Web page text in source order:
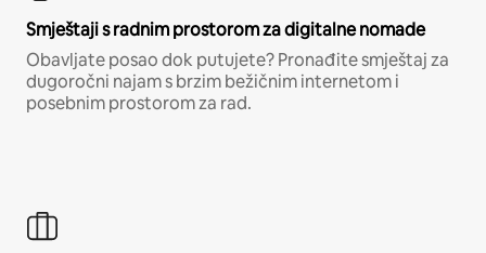
Smještaji s radnim prostorom za digitalne nomade
Obavljate posao dok putujete? Pronađite smještaj za
dugoročni najam s brzim bežičnim internetom i
posebnim prostorom za rad.